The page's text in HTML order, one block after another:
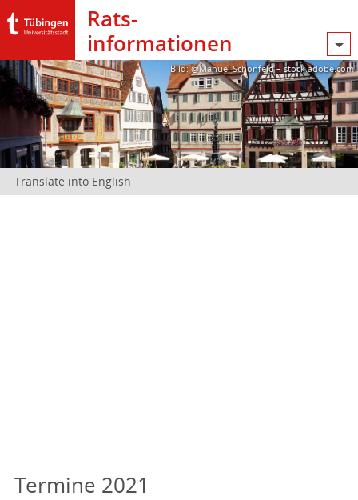
Rats­
informationen
Bild: @Manuel Schönfeld – stock.adobe.com
Translate into English
Termine 2021